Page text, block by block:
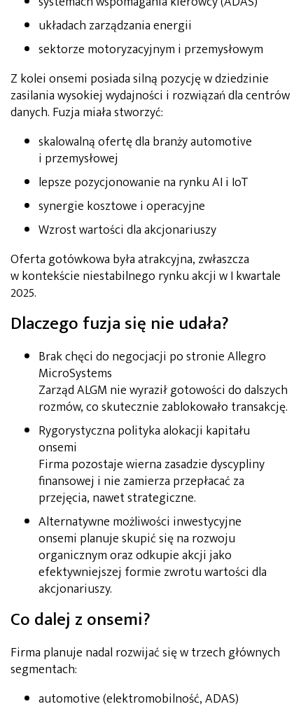
układach zarządzania energii
sektorze motoryzacyjnym i przemysłowym
Z kolei onsemi posiada silną pozycję w dziedzinie
zasilania wysokiej wydajności i rozwiązań dla centrów
danych. Fuzja miała stworzyć:
skalowalną ofertę dla branży automotive
i przemysłowej
lepsze pozycjonowanie na rynku AI i IoT
synergie kosztowe i operacyjne
Wzrost wartości dla akcjonariuszy
Oferta gotówkowa była atrakcyjna, zwłaszcza
w kontekście niestabilnego rynku akcji w I kwartale
2025.
Dlaczego fuzja się nie udała?
Brak chęci do negocjacji po stronie Allegro
MicroSystems
Zarząd ALGM nie wyraził gotowości do dalszych
rozmów, co skutecznie zablokowało transakcję.
Rygorystyczna polityka alokacji kapitału
onsemi
Firma pozostaje wierna zasadzie dyscypliny
finansowej i nie zamierza przepłacać za
przejęcia, nawet strategiczne.
Alternatywne możliwości inwestycyjne
onsemi planuje skupić się na rozwoju
organicznym oraz odkupie akcji jako
efektywniejszej formie zwrotu wartości dla
akcjonariuszy.
Co dalej z onsemi?
Firma planuje nadal rozwijać się w trzech głównych
segmentach:
automotive (elektromobilność, ADAS)